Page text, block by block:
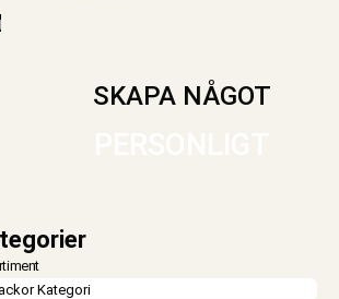
SKAPA NÅGOT